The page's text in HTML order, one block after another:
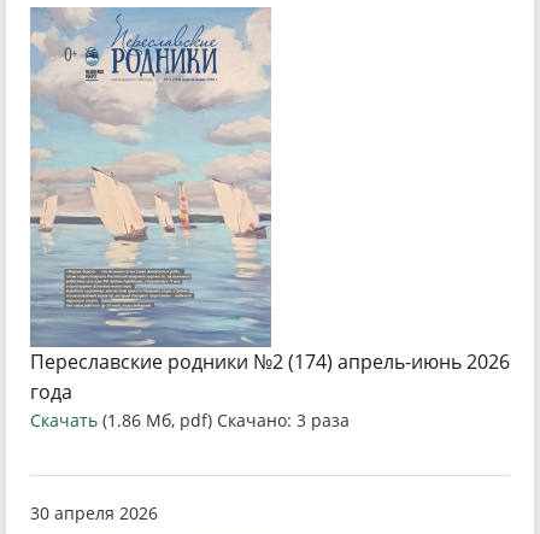
Переславские родники №2 (174) апрель-июнь 2026
года
Скачать (1.86 Мб, pdf) Скачано: 3 раза
30 апреля 2026